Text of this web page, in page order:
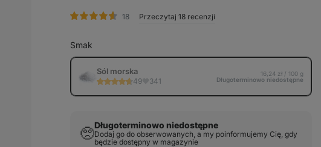
18ocenaPrzeczytaj 18 recenzji
Smak
Sól morska
49 341
16,24 zł / 100 g
Długoterminowo niedostępne
🥺Długoterminowo niedostępne
Dodaj go do obserwowanych, a my poinformujemy Cię, gdy
będzie dostępny w magazynie